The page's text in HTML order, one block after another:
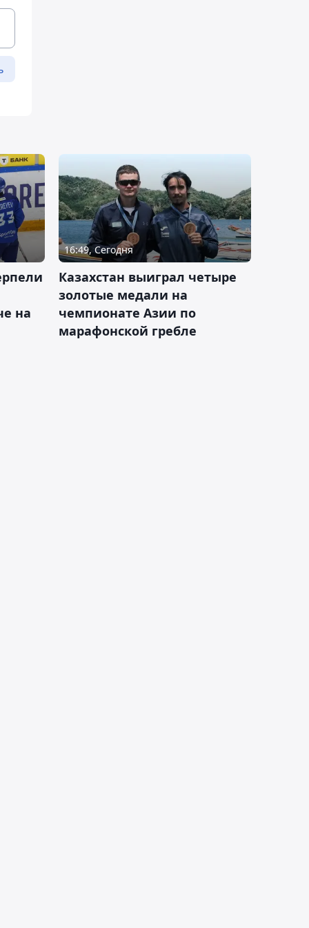
на
16:49, Сегодня
Казахстан выиграл четыре
золотые медали на
чемпионате Азии по
марафонской гребле